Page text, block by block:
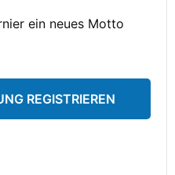
ein neues Motto
REGISTRIEREN